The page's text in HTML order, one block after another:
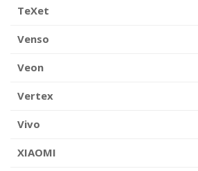
TeXet
Venso
Veon
Vertex
Vivo
XIAOMI